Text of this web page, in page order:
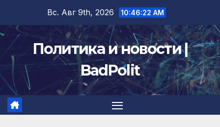
содержимому
Вс. Авг 9th, 2026 10:46:23 AM
Политика и новости |
BadPolit